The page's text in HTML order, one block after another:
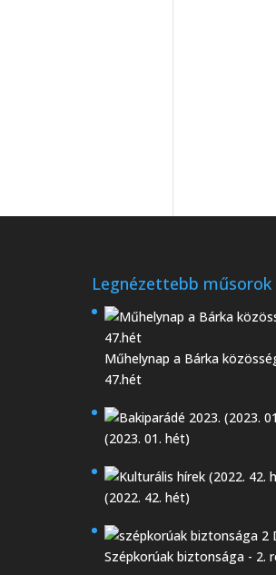
Legnézettebb műsorok
Műhelynap a Bárka
47.hét
(2023. 01. hét)
(2022. 42. hét)
Szépkorúak biztonsága - 2.